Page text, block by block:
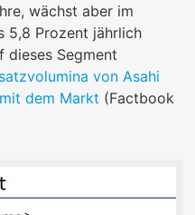
wächst aber im
5,8 Prozent jährlich
dieses Segment
von Asahi
dem Markt (Factbook